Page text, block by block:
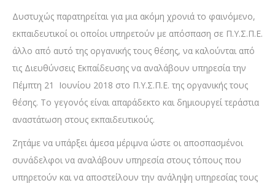
Δυστυχώς παρατηρείται για μια ακόμη χρονιά το φαινόμενο,
εκπαιδευτικοί οι οποίοι υπηρετούν με απόσπαση σε Π.Υ.Σ.Π.Ε.
άλλο από αυτό της οργανικής τους θέσης, να καλούνται από
τις Διευθύνσεις Εκπαίδευσης να αναλάβουν υπηρεσία την
Πέμπτη 21 Ιουνίου 2018 στο Π.Υ.Σ.Π.Ε. της οργανικής τους
θέσης. Το γεγονός είναι απαράδεκτο και δημιουργεί τεράστια
αναστάτωση στους εκπαιδευτικούς.
Ζητάμε να υπάρξει άμεσα μέριμνα ώστε οι αποσπασμένοι
συνάδελφοι να αναλάβουν υπηρεσία στους τόπους που
υπηρετούν και να αποστείλουν την ανάληψη υπηρεσίας τους